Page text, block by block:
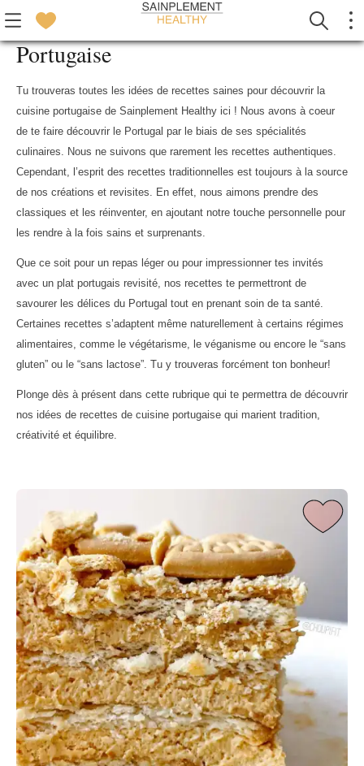
Portugaise
Tu trouveras toutes les idées de recettes saines pour découvrir la
cuisine portugaise de Sainplement Healthy ici ! Nous avons à coeur
de te faire découvrir le Portugal par le biais de ses spécialités
culinaires. Nous ne suivons que rarement les recettes authentiques.
Cependant, l’esprit des recettes traditionnelles est toujours à la source
de nos créations et revisites. En effet, nous aimons prendre des
classiques et les réinventer, en ajoutant notre touche personnelle pour
les rendre à la fois sains et surprenants.
Que ce soit pour un repas léger ou pour impressionner tes invités
avec un plat portugais revisité, nos recettes te permettront de
savourer les délices du Portugal tout en prenant soin de ta santé.
Certaines recettes s’adaptent même naturellement à certains régimes
alimentaires, comme le végétarisme, le véganisme ou encore le “sans
gluten” ou le “sans lactose”. Tu y trouveras forcément ton bonheur!
Plonge dès à présent dans cette rubrique qui te permettra de découvrir
nos idées de recettes de cuisine portugaise qui marient tradition,
créativité et équilibre.